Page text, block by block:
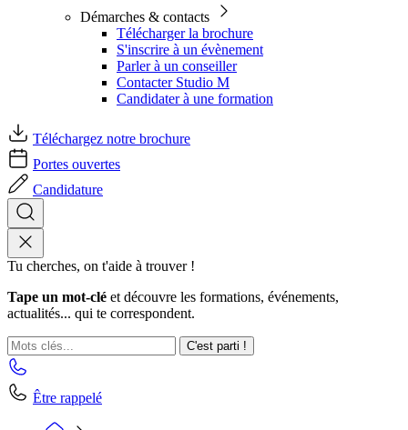
Démarches & contacts
Télécharger la brochure
S'inscrire à un évènement
Parler à un conseiller
Contacter Studio M
Candidater à une formation
Téléchargez notre brochure
Portes ouvertes
Candidature
Tu cherches, on t'aide à trouver !
Tape un mot-clé et découvre les formations, événements,
actualités... qui te correspondent.
C'est parti !
Être rappelé